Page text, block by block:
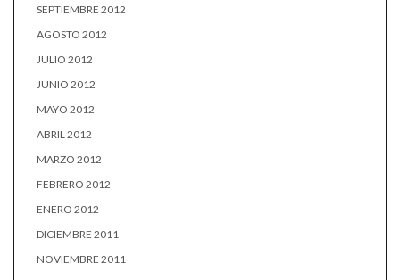
SEPTIEMBRE 2012
AGOSTO 2012
JULIO 2012
JUNIO 2012
MAYO 2012
ABRIL 2012
MARZO 2012
FEBRERO 2012
ENERO 2012
DICIEMBRE 2011
NOVIEMBRE 2011